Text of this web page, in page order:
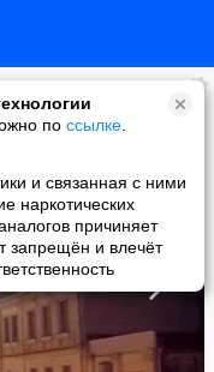
по ссылке
и связанная с ними
наркотических
причиняет
запрещён и влечёт